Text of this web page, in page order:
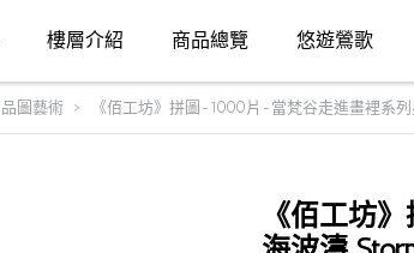
樓層介紹 商品總覽 悠遊鶯歌
品圖藝術 《佰工坊》拼圖-1000片-當梵谷走進畫裡系
《佰工坊